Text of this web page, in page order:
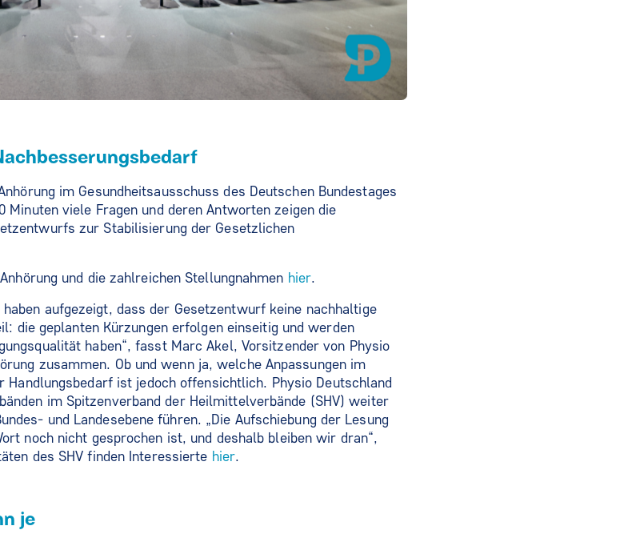
im Gesundheitsausschuss des Deutschen Bundestages
viele Fragen und deren Antworten zeigen die
zur Stabilisierung der Gesetzlichen
und die zahlreichen Stellungnahmen hier.
aufgezeigt, dass der Gesetzentwurf keine nachhaltige
die geplanten Kürzungen erfolgen einseitig und werden
haben“, fasst Marc Akel, Vorsitzender von Physio
zusammen. Ob und wenn ja, welche Anpassungen im
ist jedoch offensichtlich. Physio Deutschland
im Spitzenverband der Heilmittelverbände (SHV) weiter
und Landesebene führen. „Die Aufschiebung der Lesung
noch nicht gesprochen ist, und deshalb bleiben wir dran“,
des SHV finden Interessierte hier.
je